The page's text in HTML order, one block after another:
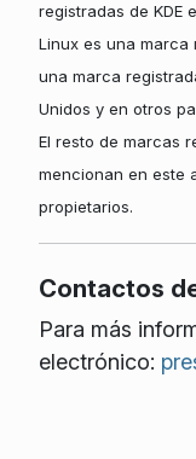
registradas de KDE
Linux es una marca
una marca
Unidos y en otros
El resto de marcas
mencionan en este
propietarios.
Contactos
Para más
electrónico: